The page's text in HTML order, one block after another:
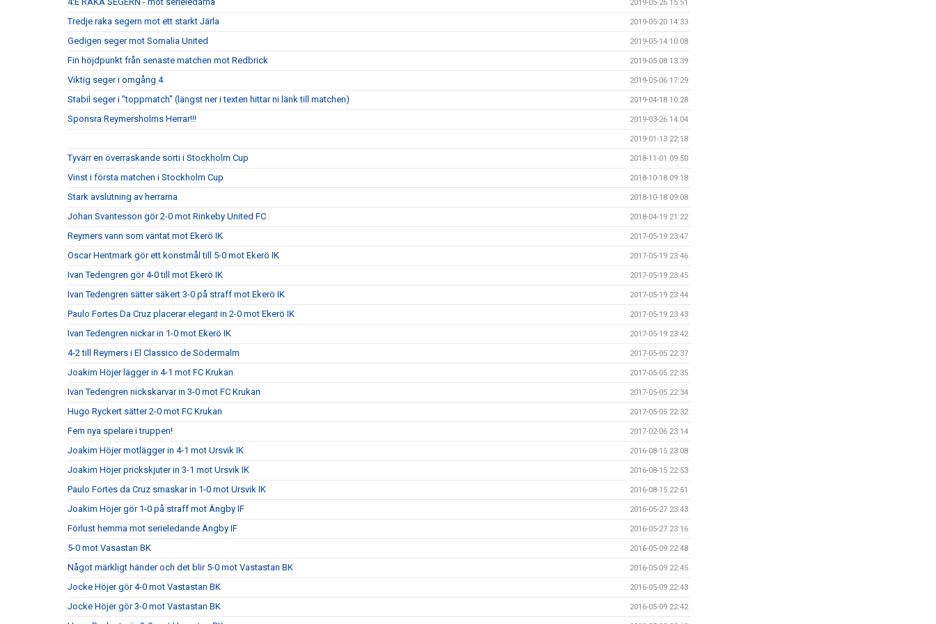
2019-05-26 15:51
Tredje raka segern mot ett starkt Järla 2019-05-20 14:33
Gedigen seger mot Somalia United 2019-05-14 10:08
Fin höjdpunkt från senaste matchen mot Redbrick 2019-05-08 13:39
Viktig seger i omgång 4 2019-05-06 17:29
Stabil seger i "toppmatch" (längst ner i texten hittar ni länk till matchen) 2019-04-18 10:28
Sponsra Reymersholms Herrar!!! 2019-03-26 14:04
2019-01-13 22:18
Tyvärr en överraskande sorti i Stockholm Cup 2018-11-01 09:50
Vinst i första matchen i Stockholm Cup 2018-10-18 09:18
Stark avslutning av herrarna 2018-10-18 09:08
Johan Svantesson gör 2-0 mot Rinkeby United FC 2018-04-19 21:22
Reymers vann som väntat mot Ekerö IK 2017-05-19 23:47
Oscar Hentmark gör ett konstmål till 5-0 mot Ekerö IK 2017-05-19 23:46
Ivan Tedengren gör 4-0 till mot Ekerö IK 2017-05-19 23:45
Ivan Tedengren sätter säkert 3-0 på straff mot Ekerö IK 2017-05-19 23:44
Paulo Fortes Da Cruz placerar elegant in 2-0 mot Ekerö IK 2017-05-19 23:43
Ivan Tedengren nickar in 1-0 mot Ekerö IK 2017-05-19 23:42
4-2 till Reymers i El Classico de Södermalm 2017-05-05 22:37
Joakim Höjer lägger in 4-1 mot FC Krukan 2017-05-05 22:35
Ivan Tedengren nickskarvar in 3-0 mot FC Krukan 2017-05-05 22:34
Hugo Ryckert sätter 2-0 mot FC Krukan 2017-05-05 22:32
Fem nya spelare i truppen! 2017-02-06 23:14
Joakim Höjer motlägger in 4-1 mot Ursvik IK 2016-08-15 23:08
Joakim Höjer prickskjuter in 3-1 mot Ursvik IK 2016-08-15 22:53
Paulo Fortes da Cruz smaskar in 1-0 mot Ursvik IK 2016-08-15 22:51
Joakim Höjer gör 1-0 på straff mot Ängby IF 2016-05-27 23:43
Förlust hemma mot serieledande Ängby IF 2016-05-27 23:16
5-0 mot Vasastan BK 2016-05-09 22:48
Något märkligt händer och det blir 5-0 mot Vastastan BK 2016-05-09 22:45
Jocke Höjer gör 4-0 mot Vastastan BK 2016-05-09 22:43
Jocke Höjer gör 3-0 mot Vastastan BK 2016-05-09 22:42